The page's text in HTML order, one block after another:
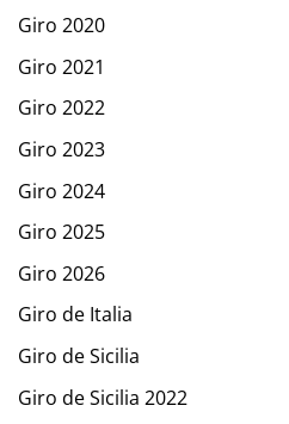
Giro 2020
Giro 2021
Giro 2022
Giro 2023
Giro 2024
Giro 2025
Giro 2026
Giro de Italia
Giro de Sicilia
Giro de Sicilia 2022